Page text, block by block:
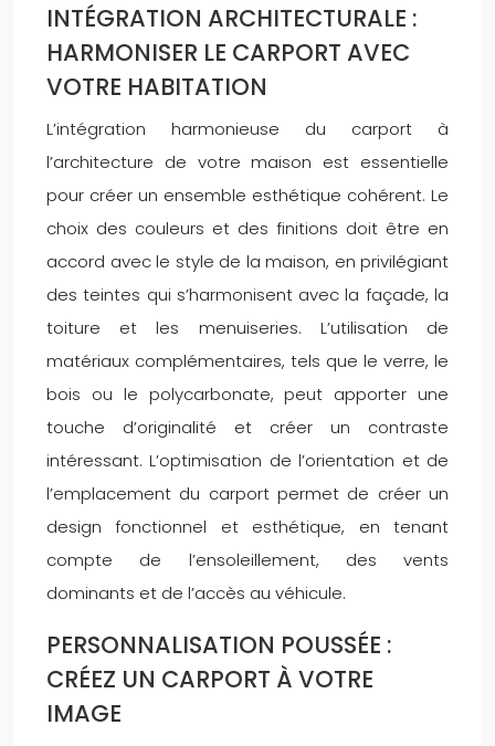
INTÉGRATION ARCHITECTURALE :
HARMONISER LE CARPORT AVEC
VOTRE HABITATION
L’intégration harmonieuse du carport à
l’architecture de votre maison est essentielle
pour créer un ensemble esthétique cohérent. Le
choix des couleurs et des finitions doit être en
accord avec le style de la maison, en privilégiant
des teintes qui s’harmonisent avec la façade, la
toiture et les menuiseries. L’utilisation de
matériaux complémentaires, tels que le verre, le
bois ou le polycarbonate, peut apporter une
touche d’originalité et créer un contraste
intéressant. L’optimisation de l’orientation et de
l’emplacement du carport permet de créer un
design fonctionnel et esthétique, en tenant
compte de l’ensoleillement, des vents
dominants et de l’accès au véhicule.
PERSONNALISATION POUSSÉE :
CRÉEZ UN CARPORT À VOTRE
IMAGE